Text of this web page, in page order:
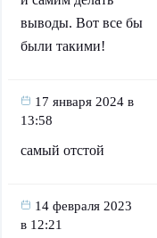
выводы. Вот все бы
были такими!
17 января 2024 в
13:58
самый отстой
14 февраля 2023
в 12:21